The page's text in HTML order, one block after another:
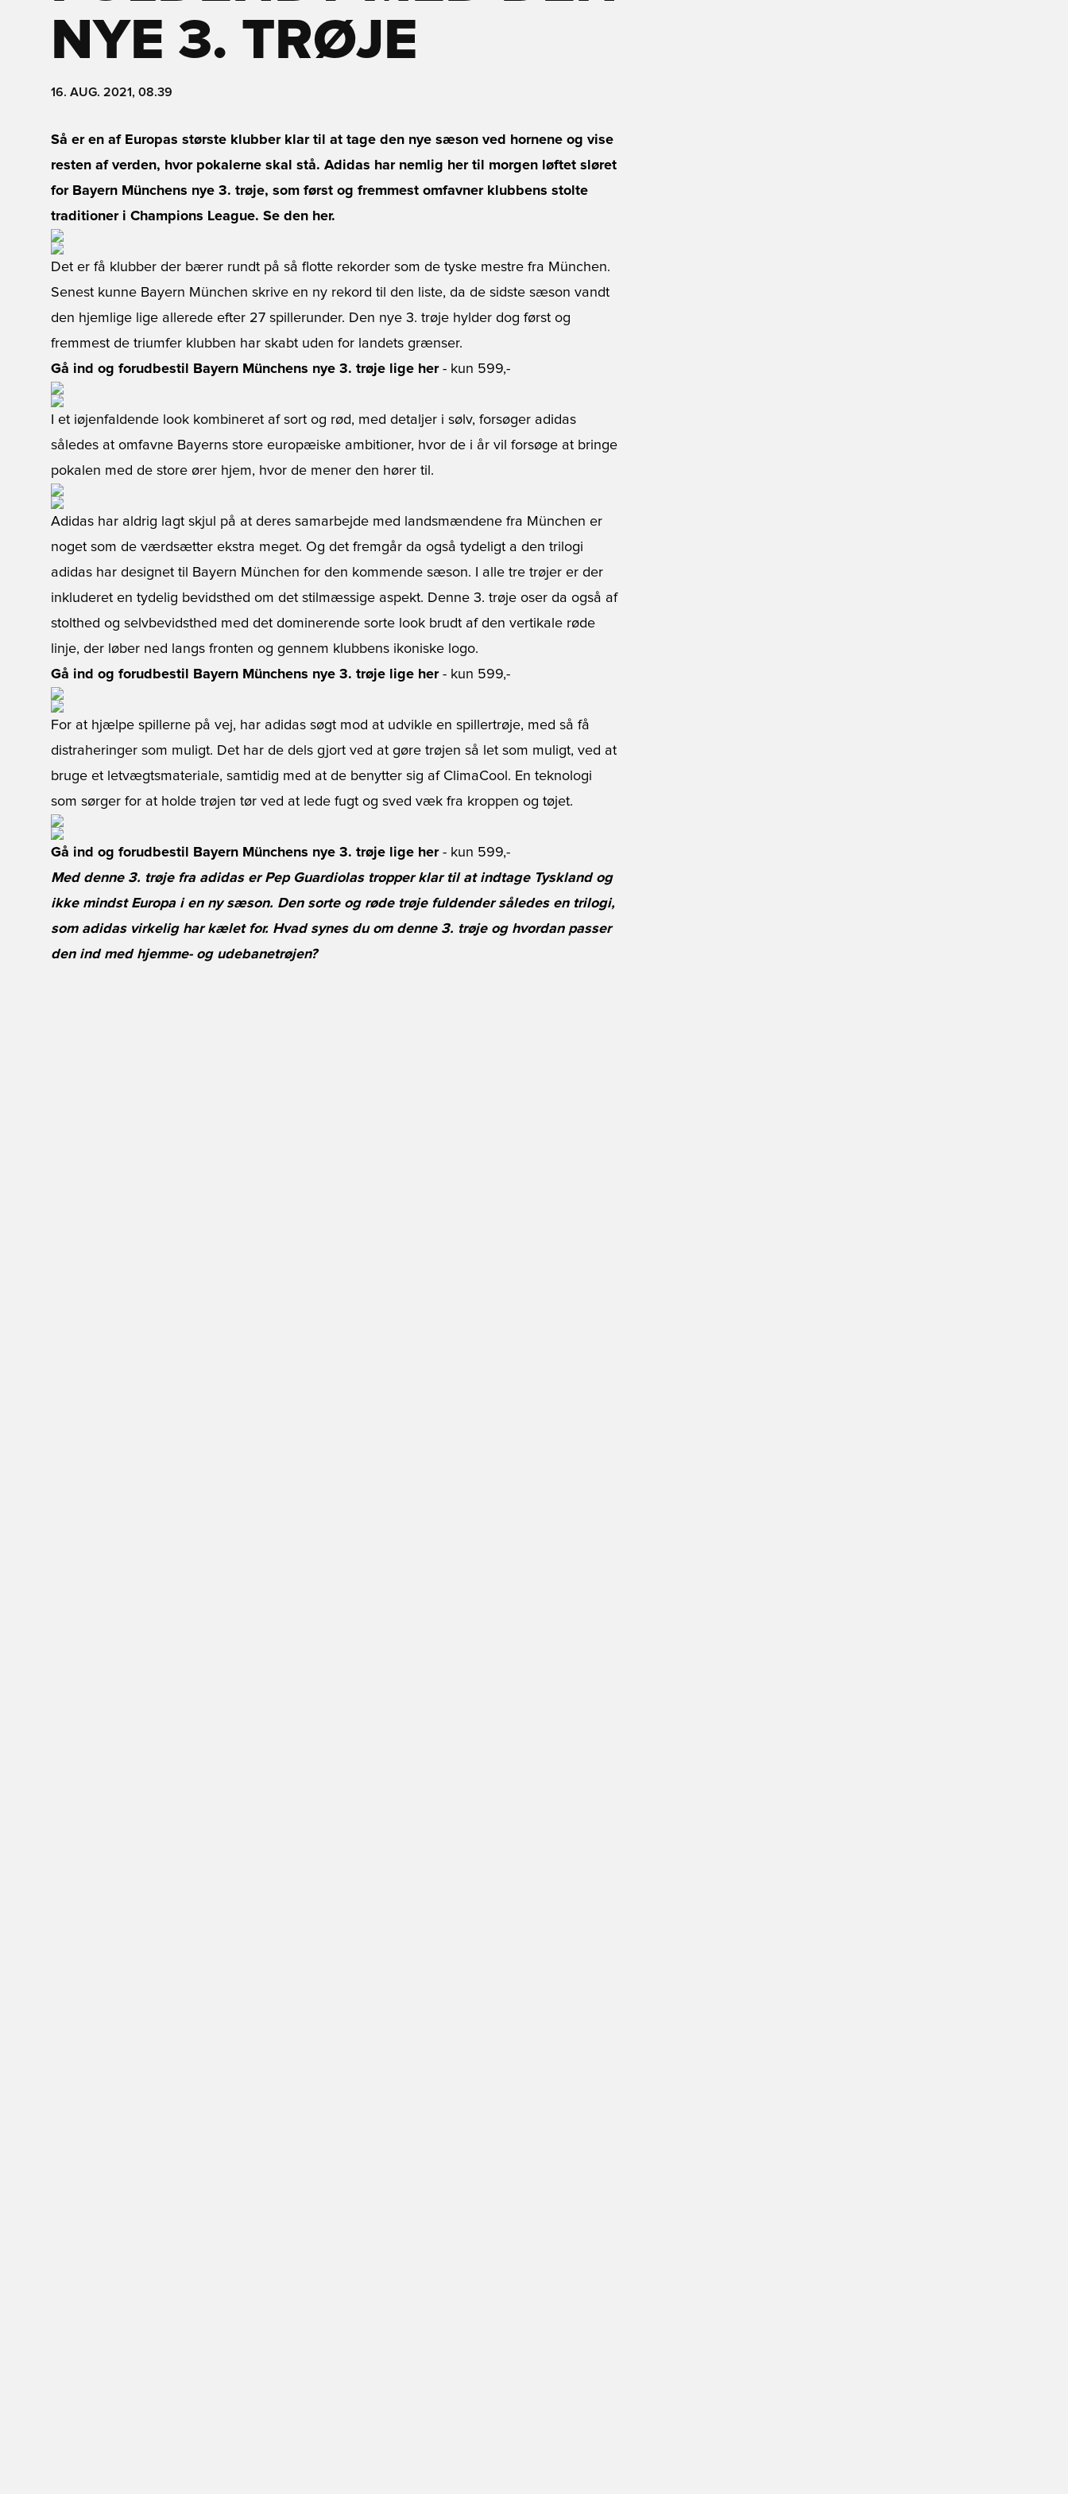
NYE 3. TRØJE
16. AUG. 2021, 08.39
Så er en af Europas største klubber klar til at tage den nye sæson ved hornene og vise
resten af verden, hvor pokalerne skal stå. Adidas har nemlig her til morgen løftet sløret
for Bayern Münchens nye 3. trøje, som først og fremmest omfavner klubbens stolte
traditioner i Champions League. Se den her.
Det er få klubber der bærer rundt på så flotte rekorder som de tyske mestre fra München.
Senest kunne Bayern München skrive en ny rekord til den liste, da de sidste sæson vandt
den hjemlige lige allerede efter 27 spillerunder. Den nye 3. trøje hylder dog først og
fremmest de triumfer klubben har skabt uden for landets grænser.
Gå ind og forudbestil Bayern Münchens nye 3. trøje lige her- kun 599,-
I et iøjenfaldende look kombineret af sort og rød, med detaljer i sølv, forsøger adidas
således at omfavne Bayerns store europæiske ambitioner, hvor de i år vil forsøge at bringe
pokalen med de store ører hjem, hvor de mener den hører til.
Adidas har aldrig lagt skjul på at deres samarbejde med landsmændene fra München er
noget som de værdsætter ekstra meget. Og det fremgår da også tydeligt a den trilogi
adidas har designet til Bayern München for den kommende sæson. I alle tre trøjer er der
inkluderet en tydelig bevidsthed om det stilmæssige aspekt. Denne 3. trøje oser da også af
stolthed og selvbevidsthed med det dominerende sorte look brudt af den vertikale røde
linje, der løber ned langs fronten og gennem klubbens ikoniske logo.
Gå ind og forudbestil Bayern Münchens nye 3. trøje lige her- kun 599,-
For at hjælpe spillerne på vej, har adidas søgt mod at udvikle en spillertrøje, med så få
distraheringer som muligt. Det har de dels gjort ved at gøre trøjen så let som muligt, ved at
bruge et letvægtsmateriale, samtidig med at de benytter sig af ClimaCool. En teknologi
som sørger for at holde trøjen tør ved at lede fugt og sved væk fra kroppen og tøjet.
Gå ind og forudbestil Bayern Münchens nye 3. trøje lige her- kun 599,-
Med denne 3. trøje fra adidas er Pep Guardiolas tropper klar til at indtage Tyskland og
ikke mindst Europa i en ny sæson. Den sorte og røde trøje fuldender således en trilogi,
som adidas virkelig har kælet for. Hvad synes du om denne 3. trøje og hvordan passer
den ind med hjemme- og udebanetrøjen?